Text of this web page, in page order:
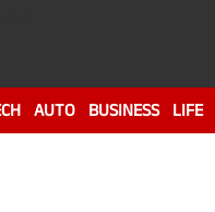
AUTO BUSINESS LIFE